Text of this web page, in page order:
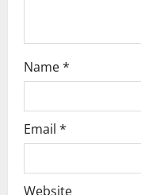
Name*
Email *
Website